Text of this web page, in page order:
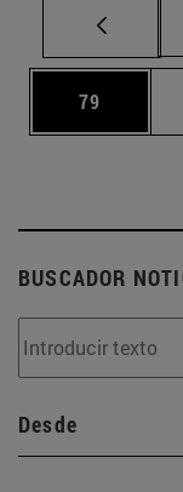
Página
79
BUSCADOR
Desde